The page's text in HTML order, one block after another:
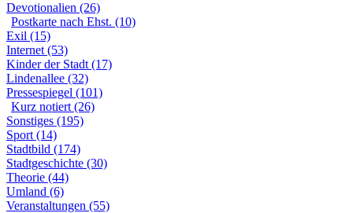
Devotionalien (26)
Postkarte nach Ehst. (10)
Exil (15)
Internet (53)
Kinder der Stadt (17)
Lindenallee (32)
Pressespiegel (101)
Kurz notiert (26)
Sonstiges (195)
Sport (14)
Stadtbild (174)
Stadtgeschichte (30)
Theorie (44)
Umland (6)
Veranstaltungen (55)